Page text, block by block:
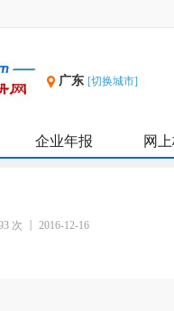
广东 [切换城市]
企业年报 网
次 2016-12-16